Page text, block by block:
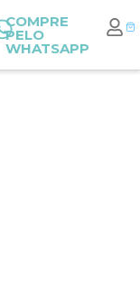
COMPRE
PELO
WHATSAPP